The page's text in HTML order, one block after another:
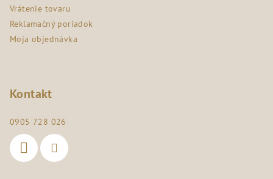
Vrátenie tovaru
Reklamačný poriadok
Moja objednávka
Kontakt
0905 728 026